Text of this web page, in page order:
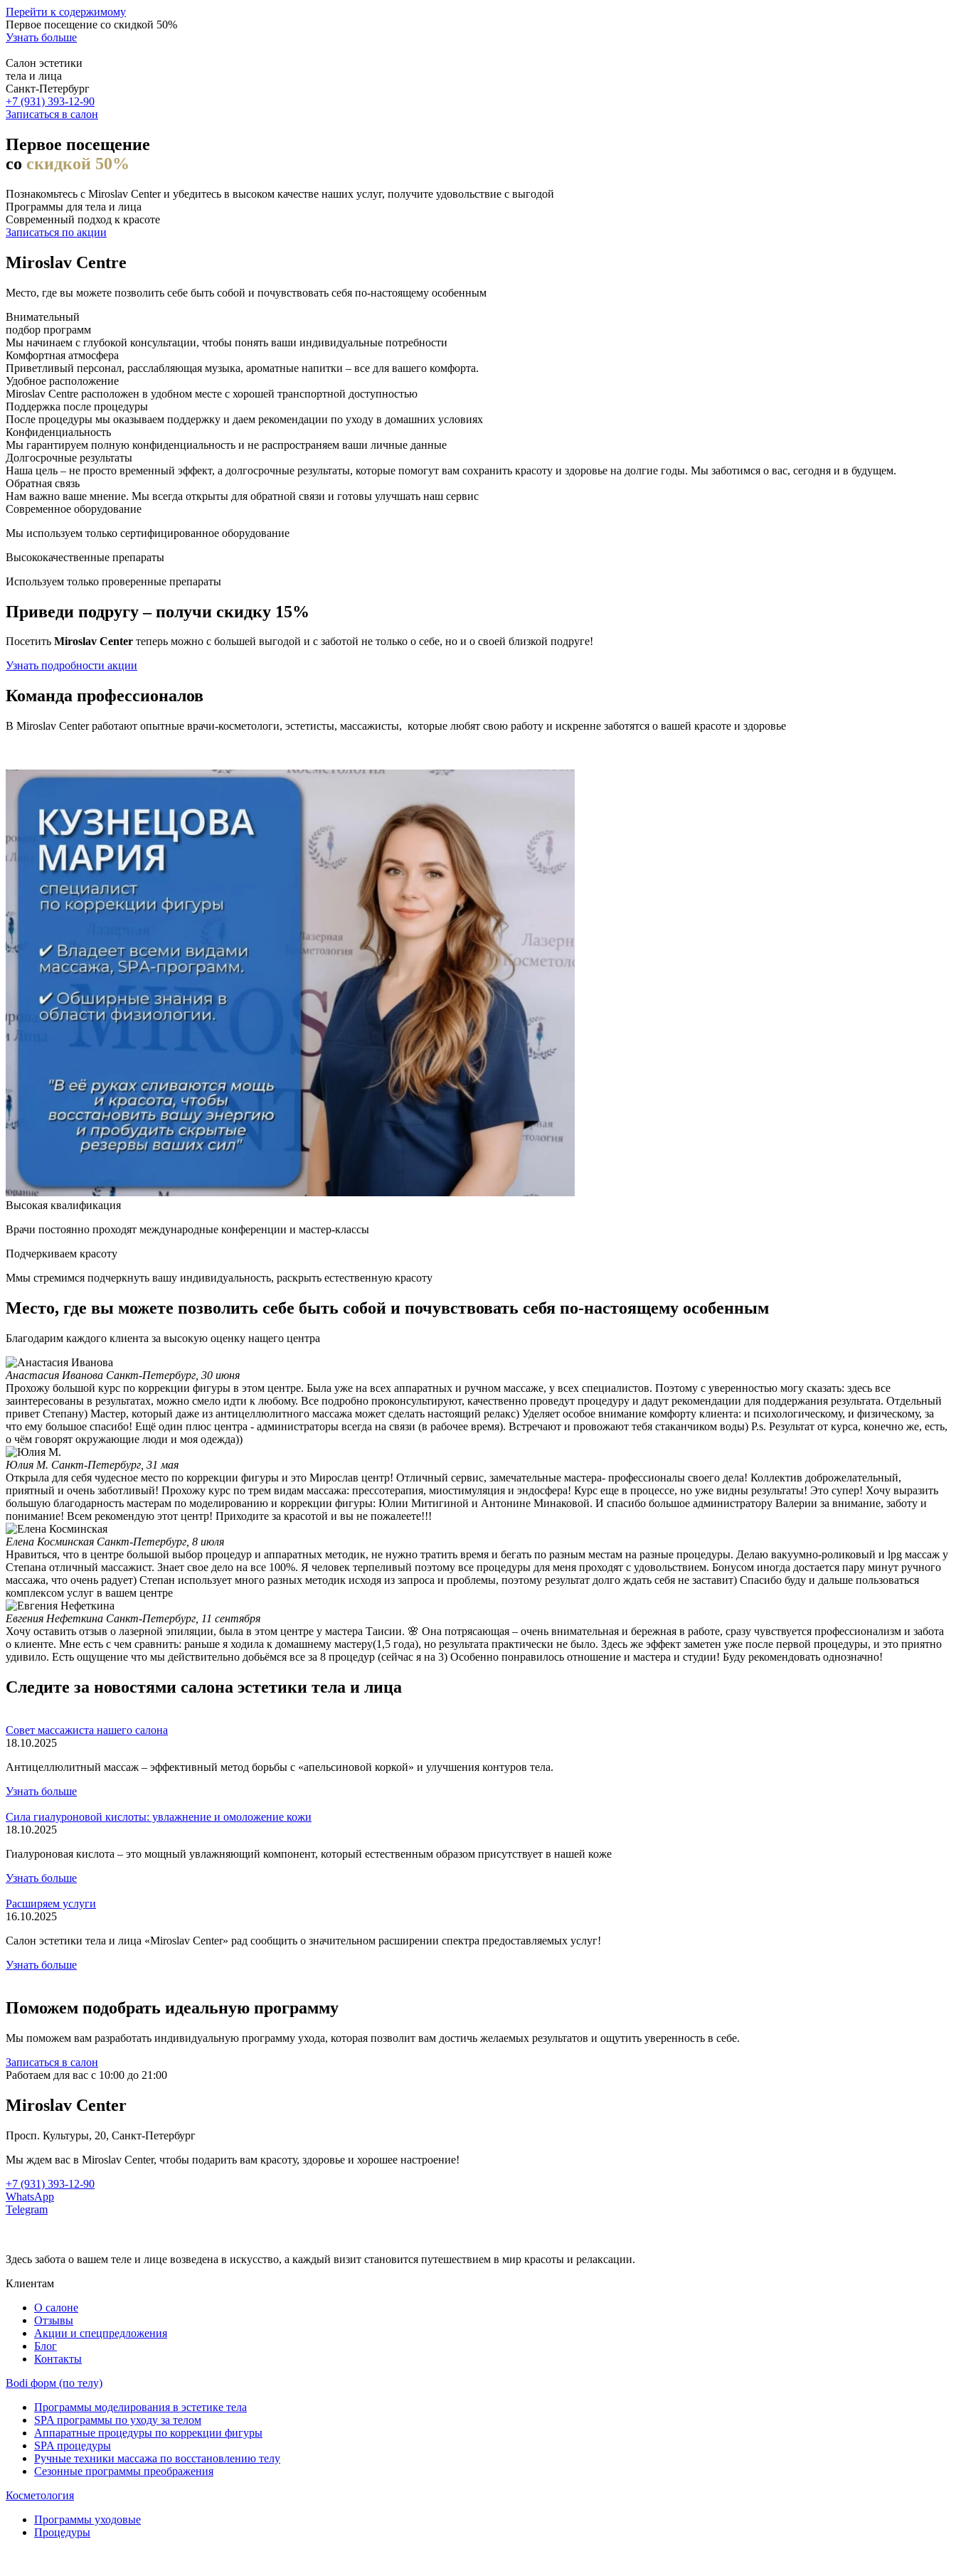
Перейти к содержимому
Первое посещение со скидкой 50%
Узнать больше
Салон эстетики
тела и лица
Санкт-Петербург
+7 (931) 393-12-90
Записаться в салон
Первое посещение
со скидкой 50%
Познакомьтесь с Miroslav Сenter и убедитесь в высоком качестве наших услуг, получите удовольствие с выгодой
Программы для тела и лица
Современный подход к красоте
Записаться по акции
Miroslav Centre
Место, где вы можете позволить себе быть собой и почувствовать себя по-настоящему особенным
Внимательный
подбор программ
Мы начинаем с глубокой консультации, чтобы понять ваши индивидуальные потребности
Комфортная атмосфера
Приветливый персонал, расслабляющая музыка, ароматные напитки – все для вашего комфорта.
Удобное расположение
Miroslav Centre расположен в удобном месте с хорошей транспортной доступностью
Поддержка после процедуры
После процедуры мы оказываем поддержку и даем рекомендации по уходу в домашних условиях
Конфиденциальность
Мы гарантируем полную конфиденциальность и не распространяем ваши личные данные
Долгосрочные результаты
Наша цель – не просто временный эффект, а долгосрочные результаты, которые помогут вам сохранить красоту и здоровье на долгие годы. Мы заботимся о вас, сегодня и в будущем.
Обратная связь
Нам важно ваше мнение. Мы всегда открыты для обратной связи и готовы улучшать наш сервис
Современное оборудование
Мы используем только сертифицированное оборудование
Высококачественные препараты
Используем только проверенные препараты
Приведи подругу – получи скидку 15%
Посетить Miroslav Сenter теперь можно с большей выгодой и с заботой не только о себе, но и о своей близкой подруге!
Узнать подробности акции
Команда профессионалов
В Miroslav Сenter работают опытные врачи-косметологи, эстетисты, массажисты, которые любят свою работу и искренне заботятся о вашей красоте и здоровье
Высокая квалификация
Врачи постоянно проходят международные конференции и мастер-классы
Подчеркиваем красоту
Ммы стремимся подчеркнуть вашу индивидуальность, раскрыть естественную красоту
Место, где вы можете позволить себе быть собой и почувствовать себя по-настоящему особенным
Благодарим каждого клиента за высокую оценку нащего центра
Анастасия Иванова Санкт-Петербург, 30 июня
Прохожу большой курс по коррекции фигуры в этом центре. Была уже на всех аппаратных и ручном массаже, у всех специалистов. Поэтому с уверенностью могу сказать: здесь все
заинтересованы в результатах, можно смело идти к любому. Все подробно проконсультируют, качественно проведут процедуру и дадут рекомендации для поддержания результата. Отдельный
привет Степану) Мастер, который даже из антицеллюлитного массажа может сделать настоящий релакс) Уделяет особое внимание комфорту клиента: и психологическому, и физическому, за
что ему большое спасибо! Ещё один плюс центра - администраторы всегда на связи (в рабочее время). Встречают и провожают тебя стаканчиком воды) P.s. Результат от курса, конечно же, есть,
о чём говорят окружающие люди и моя одежда))
Юлия М. Санкт-Петербург, 31 мая
Открыла для себя чудесное место по коррекции фигуры и это Мирослав центр! Отличный сервис, замечательные мастера- профессионалы своего дела! Коллектив доброжелательный,
приятный и очень заботливый! Прохожу курс по трем видам массажа: прессотерапия, миостимуляция и эндосфера! Курс еще в процессе, но уже видны результаты! Это супер! Хочу выразить
большую благодарность мастерам по моделированию и коррекции фигуры: Юлии Митигиной и Антонине Минаковой. И спасибо большое администратору Валерии за внимание, заботу и
понимание! Всем рекомендую этот центр! Приходите за красотой и вы не пожалеете!!!
Елена Косминская Санкт-Петербург, 8 июля
Нравиться, что в центре большой выбор процедур и аппаратных методик, не нужно тратить время и бегать по разным местам на разные процедуры. Делаю вакуумно-роликовый и lpg массаж у
Степана отличный массажист. Знает свое дело на все 100%. Я человек терпеливый поэтому все процедуры для меня проходят с удовольствием. Бонусом иногда достается пару минут ручного
массажа, что очень радует) Степан использует много разных методик исходя из запроса и проблемы, поэтому результат долго ждать себя не заставит) Спасибо буду и дальше пользоваться
комплексом услуг в вашем центре
Евгения Нефеткина Санкт-Петербург, 11 сентября
Хочу оставить отзыв о лазерной эпиляции, была в этом центре у мастера Таисии. 🌸 Она потрясающая – очень внимательная и бережная в работе, сразу чувствуется профессионализм и забота
о клиенте. Мне есть с чем сравнить: раньше я ходила к домашнему мастеру(1,5 года), но результата практически не было. Здесь же эффект заметен уже после первой процедуры, и это приятно
удивило. Есть ощущение что мы действительно добьёмся все за 8 процедур (сейчас я на 3) Особенно понравилось отношение и мастера и студии! Буду рекомендовать однозначно!
Следите за новостями салона эстетики тела и лица
Совет массажиста нашего салона
18.10.2025
Антицеллюлитный массаж – эффективный метод борьбы с «апельсиновой коркой» и улучшения контуров тела.
Узнать больше
Сила гиалуроновой кислоты: увлажнение и омоложение кожи
18.10.2025
Гиалуроновая кислота – это мощный увлажняющий компонент, который естественным образом присутствует в нашей коже
Узнать больше
Расширяем услуги
16.10.2025
Салон эстетики тела и лица «Miroslav Center» рад сообщить о значительном расширении спектра предоставляемых услуг!
Узнать больше
Поможем подобрать идеальную программу
Мы поможем вам разработать индивидуальную программу ухода, которая позволит вам достичь желаемых результатов и ощутить уверенность в себе.
Записаться в салон
Работаем для вас с 10:00 до 21:00
Miroslav Сenter
Просп. Культуры, 20, Санкт-Петербург
Мы ждем вас в Miroslav Сenter, чтобы подарить вам красоту, здоровье и хорошее настроение!
+7 (931) 393-12-90
WhatsApp
Telegram
Здесь забота о вашем теле и лице возведена в искусство, а каждый визит становится путешествием в мир красоты и релаксации.
Клиентам
О салоне
Отзывы
Акции и спецпредложения
Блог
Контакты
Bodi форм (по телу)
Программы моделирования в эстетике тела
SPA программы по уходу за телом
Аппаратные процедуры по коррекции фигуры
SPA процедуры
Ручные техники массажа по восстановлению телу
Сезонные программы преображения
Косметология
Программы уходовые
Процедуры